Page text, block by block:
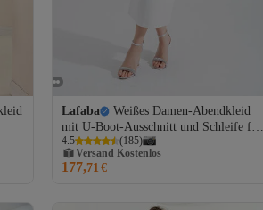
Lafaba
Weißes Damen-Abendkleid
mit U-Boot-Ausschnitt und Schleife für
Verlobung, Hochzeit und andere Anlässe
4.5 (185)
Versand Kostenlos
Gratis Versand
Versand Kostenlos
177,71 €